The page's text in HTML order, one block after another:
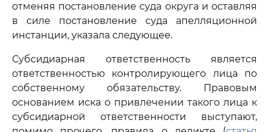
отменяя постановление суда округа и оставляя
в силе постановление суда апелляционной
инстанции, указала следующее.
Субсидиарная ответственность является
ответственностью контролирующего лица по
собственному обязательству. Правовым
основанием иска о привлечении такого лица к
субсидиарной ответственности выступают,